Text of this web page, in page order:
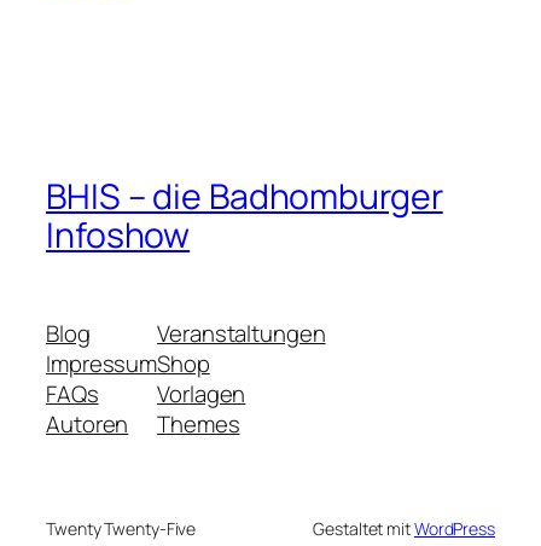
BHIS – die Badhomburger
Infoshow
Blog
Impressum
FAQs
Autoren
Veranstaltungen
Shop
Vorlagen
Themes
Twenty Twenty-Five Gestaltet mitWordPress